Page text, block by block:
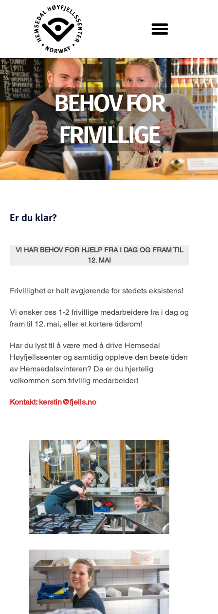
BEHOV FOR
FRIVILLIGE
Er du klar?
VI HAR BEHOV FOR HJELP FRA I DAG OG FRAM TIL
12. MAI
Frivillighet er helt avgjørende for stedets eksistens!
Vi ønsker oss 1-2 frivillige medarbeidere fra i dag og
fram til 12. mai, eller et kortere tidsrom!
Har du lyst til å være med å drive Hemsedal
Høyfjellssenter og samtidig oppleve den beste tiden
av Hemsedalsvinteren? Da er du hjertelig
velkommen som frivillig medarbeider!
Kontakt: kerstin@fjells.no